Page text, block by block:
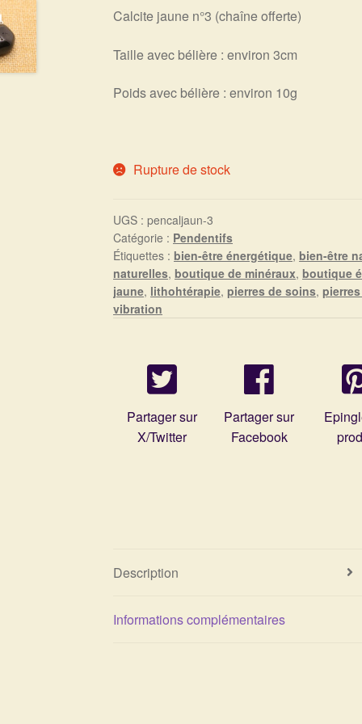
initial
était :
actuel
est :
Calcite jaune n°3 (chaîne offerte)
Taille avec bélière : environ 3cm
Poids avec bélière : environ 10g
Rupture de stock
UGS :pencaljaun-3
Catégorie : Pendentifs
Étiquettes :bien-être énergétique,bien-être
naturelles,boutique de minéraux,boutique
jaune, lithohtérapie,pierres de soins,
vibration
Partager sur
X/Twitter
Partager sur
Facebook
Description
Informations complémentaires